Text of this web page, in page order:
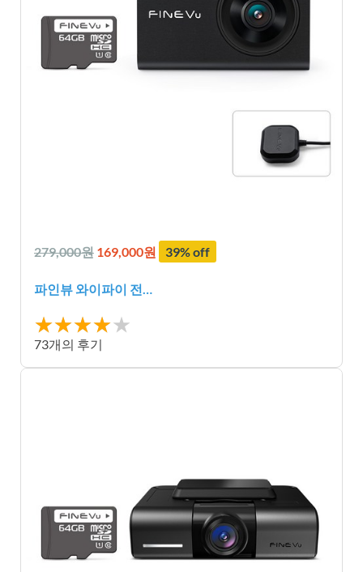
279,000원 169,000원 39% off
파인뷰 와이파이 전…
★★★★
★
★★★★★
73개의 후기